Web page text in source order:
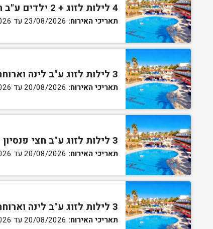
4 לילות לזוג + 2 ילדים ע"ב חצי פנסיון בחדר סופריור
תאריכי האירוח:
3 לילות לזוג ע"ב לינה וארוחת בוקר בחדר סטנדרט
תאריכי האירוח:
3 לילות לזוג ע"ב חצי פנסיון בחדר סטנדרט
תאריכי האירוח:
3 לילות לזוג ע"ב לינה וארוחת בוקר בחדר גן
תאריכי האירוח: